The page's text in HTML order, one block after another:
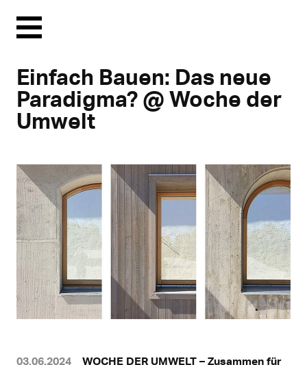
Menu
Einfach Bauen: Das neue
Paradigma? @ Woche der
Umwelt
03.06.2024
WOCHE DER UMWELT – Zusammen für